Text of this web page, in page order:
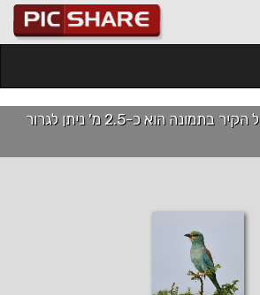
להמחשה בלבד - גודל הקיר בתמונה הוא כ-2.5 מ' ניתן לגרור